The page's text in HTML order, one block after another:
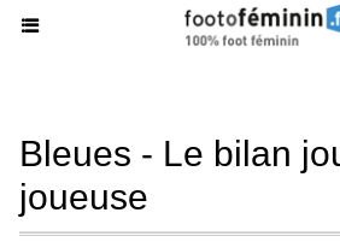
Bleues - Le bilan
joueuse